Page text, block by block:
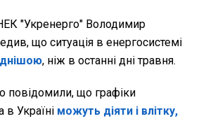
"Укренерго" Володимир
що ситуація в енергосистемі
, ніж в останні дні травня.
повідомили, що графіки
в Україні можуть діяти і влітку,